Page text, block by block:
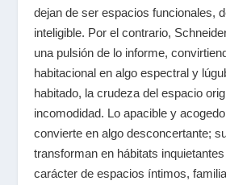
dejan de ser espacios funcionales,
inteligible. Por el contrario,
una pulsión de lo informe,
habitacional en algo espectral y
habitado, la crudeza del espacio
incomodidad. Lo apacible y
convierte en algo desconcertante;
transforman en hábitats
carácter de espacios íntimos,